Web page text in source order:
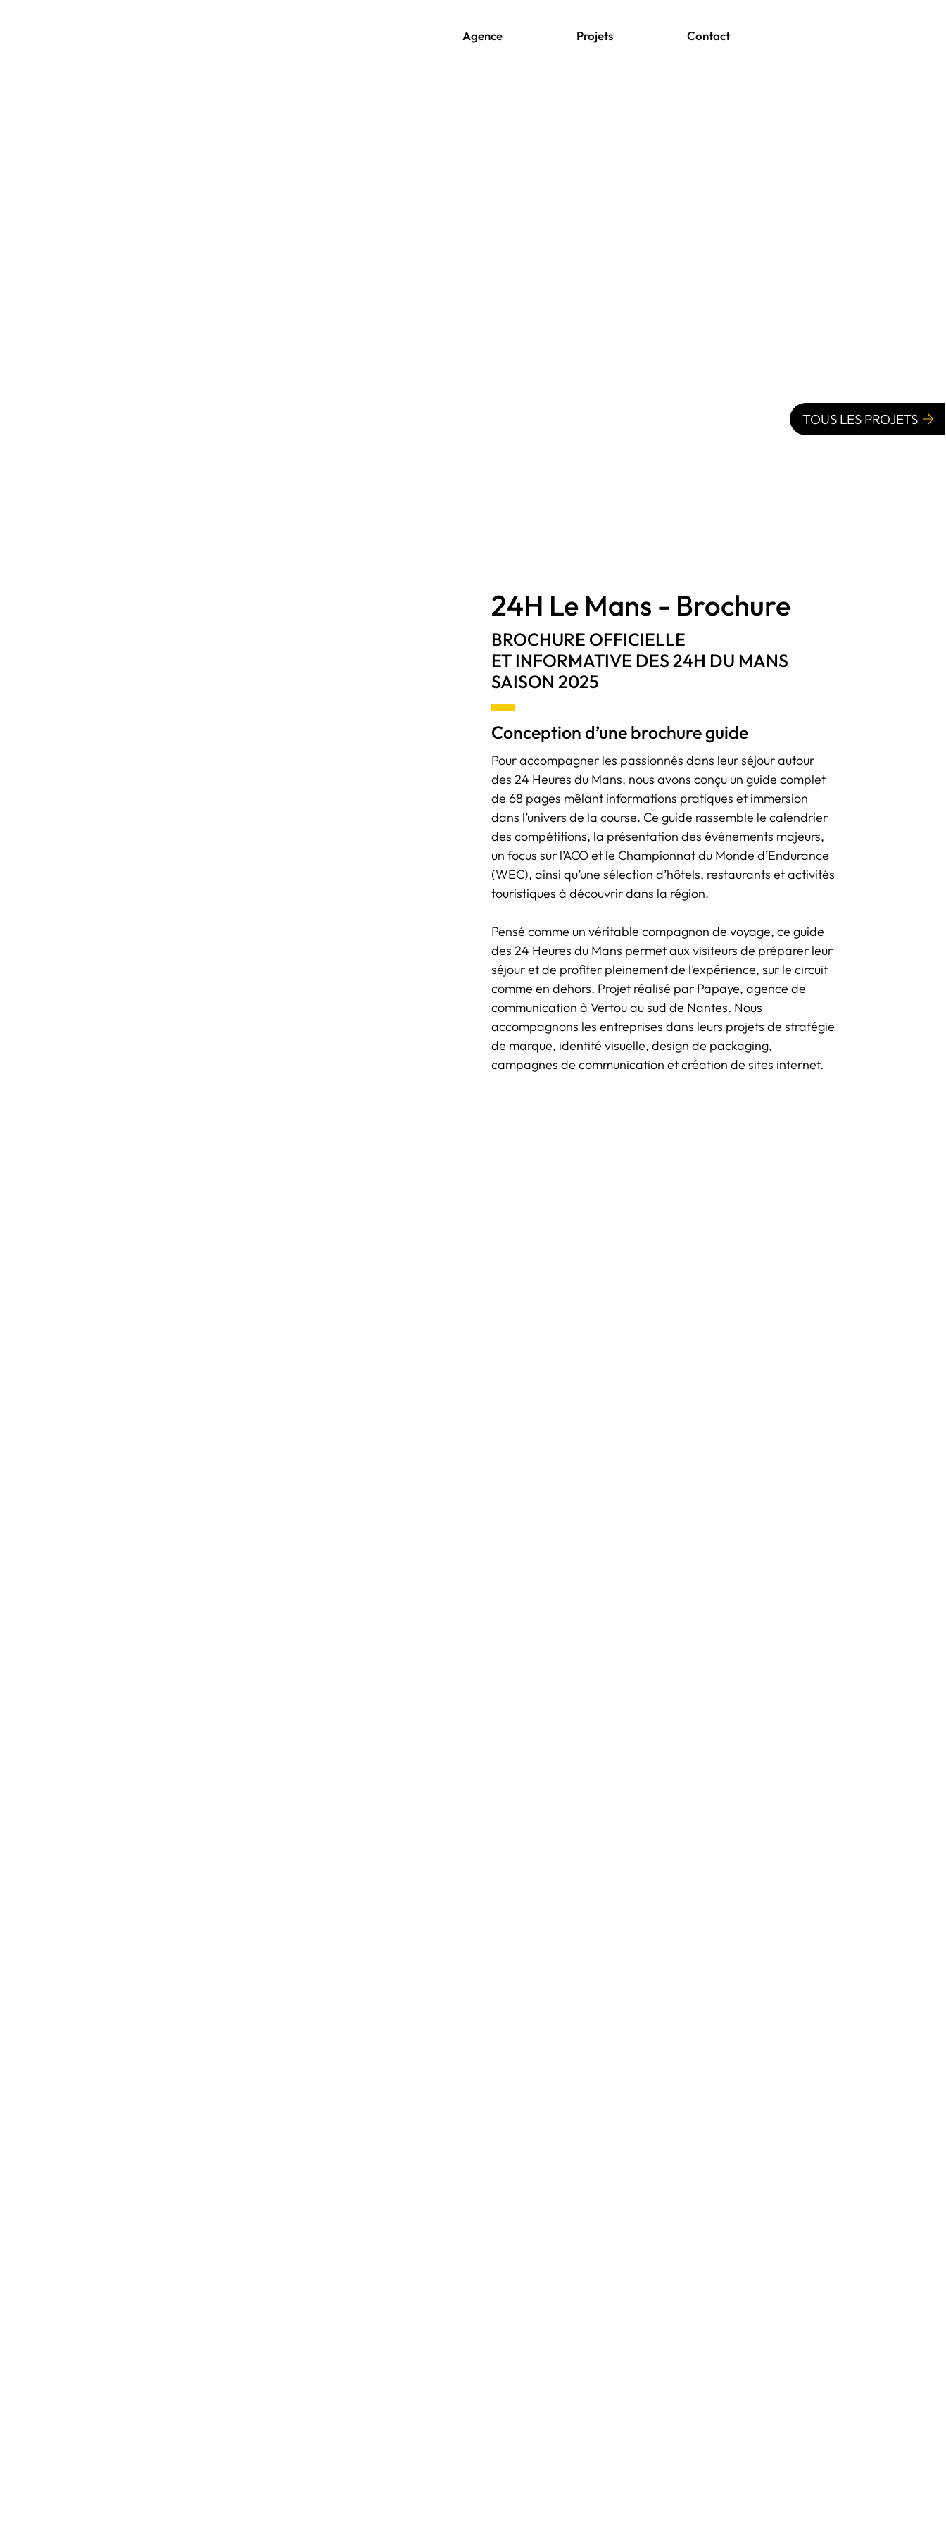
Agence Projets Contact
24H Le Mans - Brochure
BROCHURE OFFICIELLE
ET INFORMATIVE DES 24H DU MANS
SAISON 2025
Conception d’une brochure guide
Pour accompagner les passionnés dans leur séjour autour
des 24 Heures du Mans, nous avons conçu un guide complet
de 68 pages mêlant informations pratiques et immersion
dans l’univers de la course. Ce guide rassemble le calendrier
des compétitions, la présentation des événements majeurs,
un focus sur l’ACO et le Championnat du Monde d’Endurance
(WEC), ainsi qu’une sélection d’hôtels, restaurants et activités
touristiques à découvrir dans la région.
Pensé comme un véritable compagnon de voyage, ce guide
des 24 Heures du Mans permet aux visiteurs de préparer leur
séjour et de profiter pleinement de l’expérience, sur le circuit
comme en dehors. Projet réalisé par Papaye, agence de
communication à Vertou au sud de Nantes. Nous
accompagnons les entreprises dans leurs projets de stratégie
de marque, identité visuelle, design de packaging,
campagnes de communication et création de sites internet.
TOUS LES PROJETS